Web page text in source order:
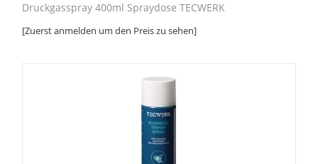
Druckgasspray 400ml Spraydose TECWERK
[Zuerst anmelden um den Preis zu sehen]